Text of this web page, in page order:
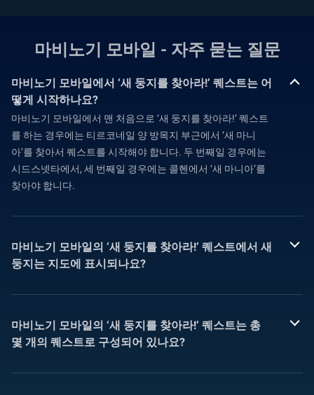
마비노기 모바일 - 자주 묻는 질문
마비노기 모바일에서 ‘새 둥지를 찾아라!’ 퀘스트는 어
떻게 시작하나요?
마비노기 모바일에서 맨 처음으로 ‘새 둥지를 찾아라!’ 퀘스트
를 하는 경우에는 티르코네일 양 방목지 부근에서 ‘새 마니
아’를 찾아서 퀘스트를 시작해야 합니다. 두 번째일 경우에는
시드스넷타에서, 세 번째일 경우에는 콜헨에서 ‘새 마니아’를
찾아야 합니다.
마비노기 모바일의 ‘새 둥지를 찾아라!’ 퀘스트에서 새
둥지는 지도에 표시되나요?
마비노기 모바일의 ‘새 둥지를 찾아라!’ 퀘스트는 총
몇 개의 퀘스트로 구성되어 있나요?